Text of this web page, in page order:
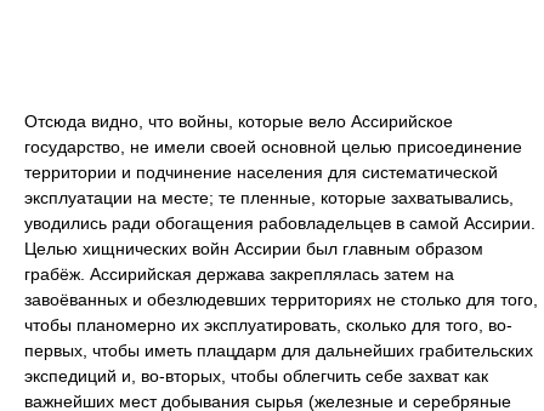
Отсюда видно, что войны, которые вело Ассирийское
государство, не имели своей основной целью присоединение
территории и подчинение населения для систематической
эксплуатации на месте; те пленные, которые захватывались,
уводились ради обогащения рабовладельцев в самой Ассирии.
Целью хищнических войн Ассирии был главным образом
грабёж. Ассирийская держава закреплялась затем на
завоёванных и обезлюдевших территориях не столько для того,
чтобы планомерно их эксплуатировать, сколько для того, во-
первых, чтобы иметь плацдарм для дальнейших грабительских
экспедиций и, во-вторых, чтобы облегчить себе захват как
важнейших мест добывания сырья (железные и серебряные